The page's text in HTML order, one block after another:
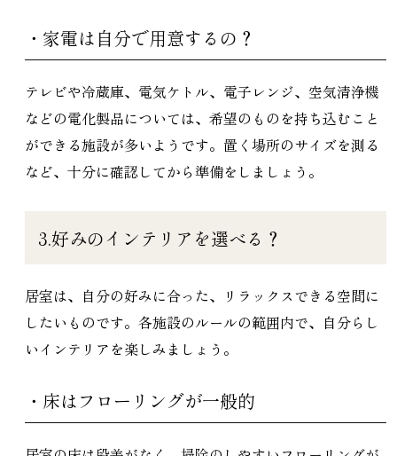
・家電は自分で用意するの？
テレビや冷蔵庫、電気ケトル、電子レンジ、空気清浄機
などの電化製品については、希望のものを持ち込むこと
ができる施設が多いようです。置く場所のサイズを測る
など、十分に確認してから準備をしましょう。
3.好みのインテリアを選べる？
居室は、自分の好みに合った、リラックスできる空間に
したいものです。各施設のルールの範囲内で、自分らし
いインテリアを楽しみましょう。
・床はフローリングが一般的